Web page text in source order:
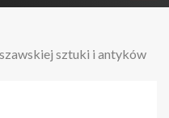
sztuki i antyków